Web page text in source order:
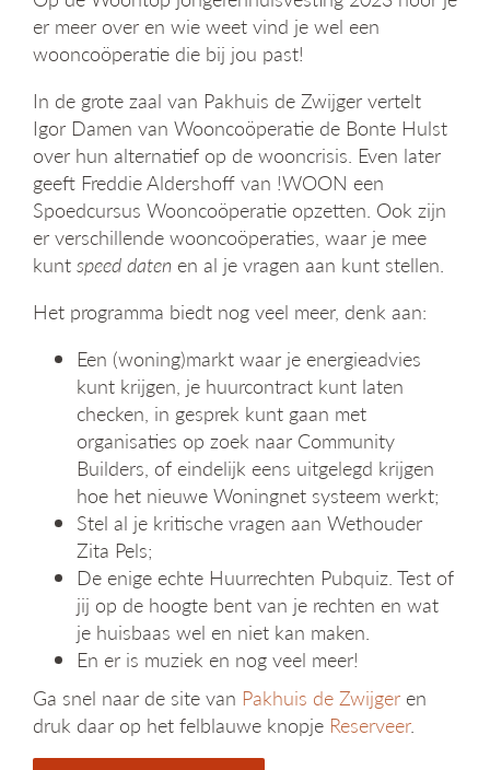
n
g
t
e
er meer over en wie weet vind je wel een
wooncoöperatie die bij jou past!
In de grote zaal van Pakhuis de Zwijger vertelt
Igor Damen van Wooncoöperatie de Bonte Hulst
over hun alternatief op de wooncrisis. Even later
geeft Freddie Aldershoff van !WOON een
Spoedcursus Wooncoöperatie opzetten. Ook zijn
er verschillende wooncoöperaties, waar je mee
kunt speed daten en al je vragen aan kunt stellen.
Het programma biedt nog veel meer, denk aan:
Een (woning)markt waar je energieadvies
kunt krijgen, je huurcontract kunt laten
checken, in gesprek kunt gaan met
organisaties op zoek naar Community
Builders, of eindelijk eens uitgelegd krijgen
hoe het nieuwe Woningnet systeem werkt;
Stel al je kritische vragen aan Wethouder
Zita Pels;
De enige echte Huurrechten Pubquiz. Test of
jij op de hoogte bent van je rechten en wat
je huisbaas wel en niet kan maken.
En er is muziek en nog veel meer!
Ga snel naar de site van Pakhuis de Zwijger en
druk daar op het felblauwe knopje Reserveer.